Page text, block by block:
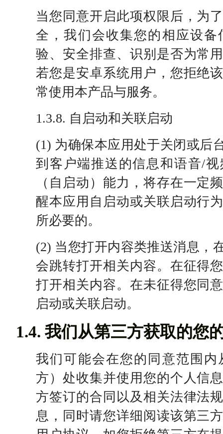
当您同意开启此项权限后，为
全，我们会收集您的相应设
验、安全排查、识别是否为常
若您是安卓系统用户，您拒绝
常使用本产品与服务。
1.3.8. 自启动和关联启动
(1) 为确保本应用处于关闭或后
到客户端推送的信息和语音/
（自启动）能力，将存在一定
醒本应用自启动或关联启动行
所必要的。
(2) 当您打开内容类推送消息，
会跳转打开相关内容。在征得
打开相关内容。在未征得您同
启动或关联启动。
1.4. 我们从第三方获取的您
我们可能会在您的同意范围
方）处收集并使用您的个人信
方签订的合同以及相关法律法
息，同时请您详细阅读该第三